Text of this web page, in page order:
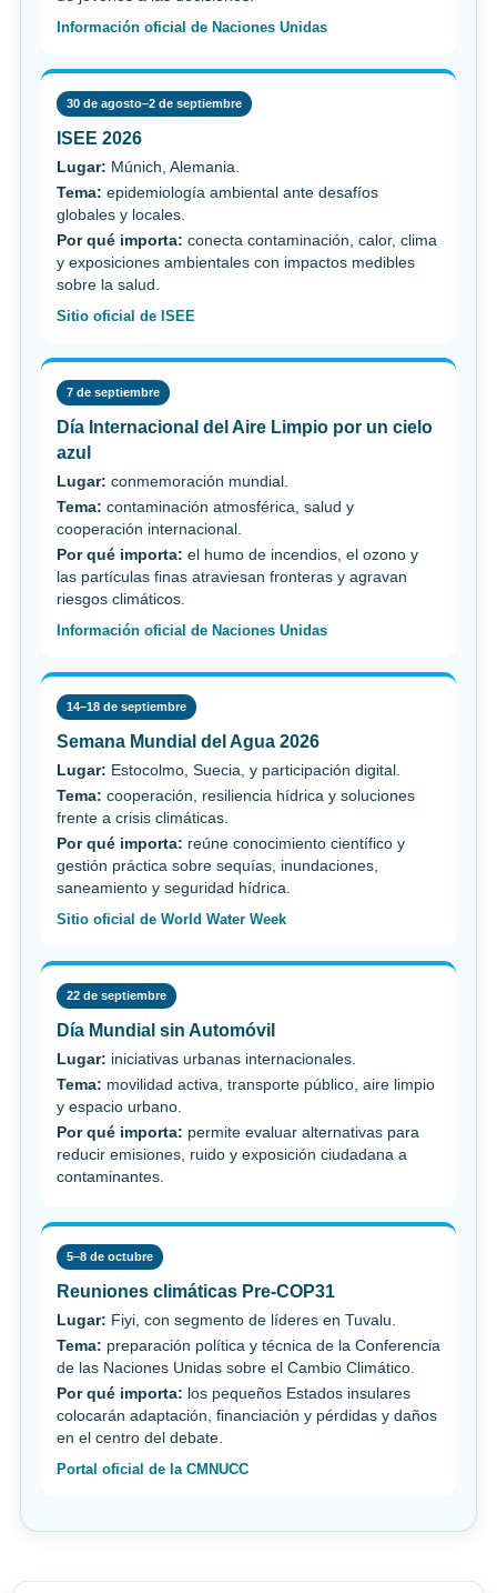
Información oficial de Naciones Unidas
30 de agosto–2 de septiembre
ISEE 2026
Lugar: Múnich, Alemania.
Tema: epidemiología ambiental ante desafíos
globales y locales.
Por qué importa: conecta contaminación, calor, clima
y exposiciones ambientales con impactos medibles
sobre la salud.
Sitio oficial de ISEE
7 de septiembre
Día Internacional del Aire Limpio por un cielo
azul
Lugar: conmemoración mundial.
Tema: contaminación atmosférica, salud y
cooperación internacional.
Por qué importa: el humo de incendios, el ozono y
las partículas finas atraviesan fronteras y agravan
riesgos climáticos.
Información oficial de Naciones Unidas
14–18 de septiembre
Semana Mundial del Agua 2026
Lugar: Estocolmo, Suecia, y participación digital.
Tema: cooperación, resiliencia hídrica y soluciones
frente a crisis climáticas.
Por qué importa: reúne conocimiento científico y
gestión práctica sobre sequías, inundaciones,
saneamiento y seguridad hídrica.
Sitio oficial de World Water Week
22 de septiembre
Día Mundial sin Automóvil
Lugar: iniciativas urbanas internacionales.
Tema: movilidad activa, transporte público, aire limpio
y espacio urbano.
Por qué importa: permite evaluar alternativas para
reducir emisiones, ruido y exposición ciudadana a
contaminantes.
5–8 de octubre
Reuniones climáticas Pre-COP31
Lugar: Fiyi, con segmento de líderes en Tuvalu.
Tema: preparación política y técnica de la Conferencia
de las Naciones Unidas sobre el Cambio Climático.
Por qué importa: los pequeños Estados insulares
colocarán adaptación, financiación y pérdidas y daños
en el centro del debate.
Portal oficial de la CMNUCC